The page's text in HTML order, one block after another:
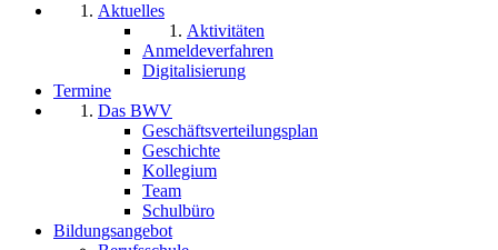
Aktuelles
Aktivitäten
Anmeldeverfahren
Digitalisierung
Termine
Das BWV
Geschäftsverteilungsplan
Geschichte
Kollegium
Team
Schulbüro
Bildungsangebot